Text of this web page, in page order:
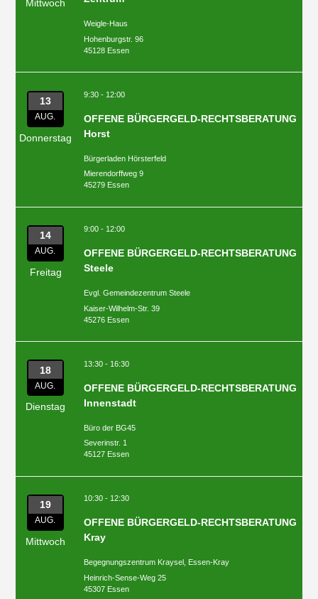
Mittwoch
Weigle-Haus
Hohenburgstr. 96
45128 Essen
13
AUG.
Donnerstag
9:30 - 12:00
OFFENE BÜRGERGELD-RECHTSBERATUNG
Horst
Bürgerladen Hörsterfeld
Mierendorffweg 9
45279 Essen
14
AUG.
Freitag
9:00 - 12:00
OFFENE BÜRGERGELD-RECHTSBERATUNG
Steele
Evgl. Gemeindezentrum Steele
Kaiser-Wilhelm-Str. 39
45276 Essen
18
AUG.
Dienstag
13:30 - 16:30
OFFENE BÜRGERGELD-RECHTSBERATUNG
Innenstadt
Büro der BG45
Severinstr. 1
45127 Essen
19
AUG.
Mittwoch
10:30 - 12:30
OFFENE BÜRGERGELD-RECHTSBERATUNG
Kray
Begegnungszentrum Kraysel, Essen-Kray
Heinrich-Sense-Weg 25
45307 Essen